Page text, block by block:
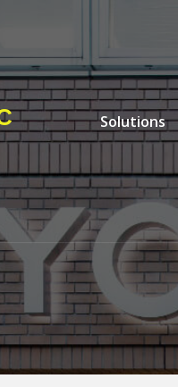
Primary Menu
Solutions